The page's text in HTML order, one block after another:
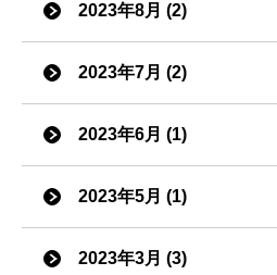
2023年8月 (2)
2023年7月 (2)
2023年6月 (1)
2023年5月 (1)
2023年3月 (3)